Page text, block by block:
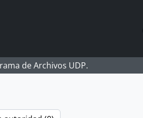
de Archivos UDP.